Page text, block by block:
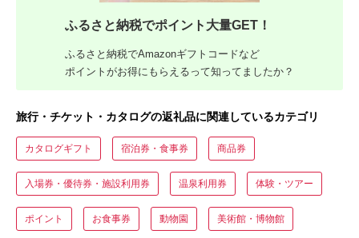
ふるさと納税でポイント大量GET！
ふるさと納税でAmazonギフトコードなど
ポイントがお得にもらえるって知ってましたか？
旅行・チケット・カタログの返礼品に関連しているカテゴリ
カタログギフト 宿泊券・食事券 商品券
入場券・優待券・施設利用券 温泉利用券 体験・ツアー
ポイント お食事券 動物園 美術館・博物館